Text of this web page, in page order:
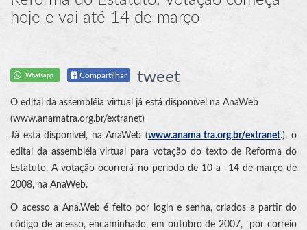
hoje e vai até 14 de março
Whatsapp Compartilhar tweet
O edital da assembléia virtual já está disponível na AnaWeb
(www.anamatra.org.br/extranet)
Já está disponível, na AnaWeb (www.anama tra.org.br/extranet.), o
edital da assembléia virtual para votação do texto de Reforma do
Estatuto. A votação ocorrerá no período de 10 a 14 de março de
2008, na AnaWeb.
O acesso a Ana.Web é feito por login e senha, criados a partir do
código de acesso, encaminhado, em outubro de 2007, por correio